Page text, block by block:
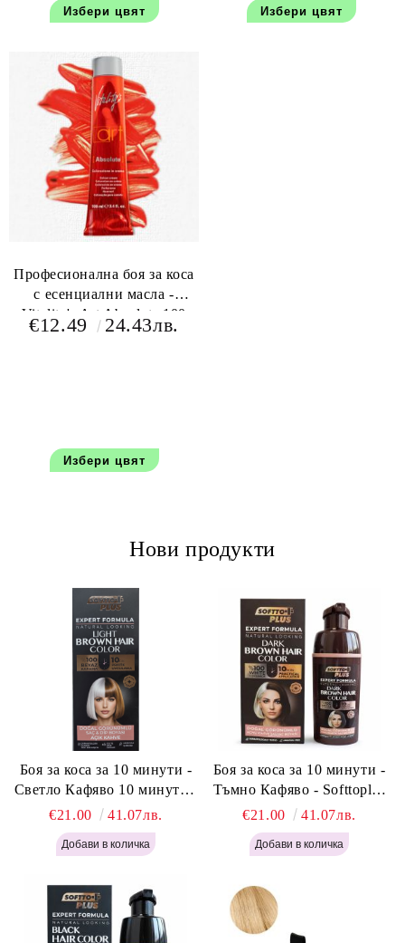
Избери цвят Избери цвят
Професионална боя за коса
с есенциални масла -
Vitality's Art Absolute 100
мл+150 мл оксидант
€12.49 24.43лв.
Избери цвят
Нови продукти
Боя за коса за 10 минути -
Светло Кафяво 10 минути -
Softtoplus Expert Woman
Light Brown 400мл
€21.00 41.07лв.
Боя за коса за 10 минути -
Тъмно Кафяво - Softtoplus
Expert Woman Dark Brown
400 мл
€21.00 41.07лв.